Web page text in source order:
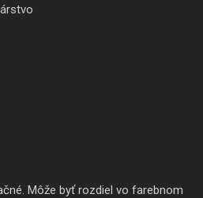
Môže byť rozdiel vo farebnom